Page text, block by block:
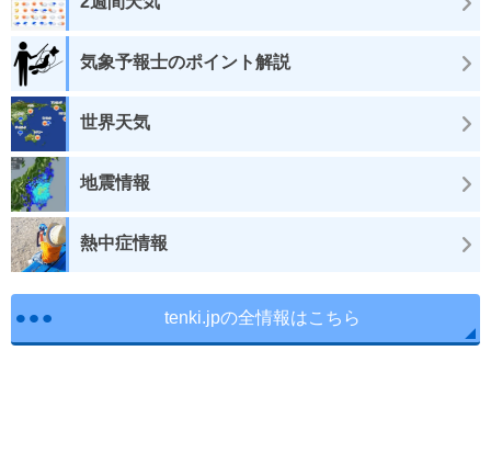
気象予報士のポイント解説
世界天気
地震情報
熱中症情報
tenki.jpの全情報はこちら